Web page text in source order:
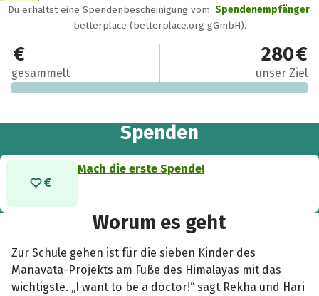
Du erhältst eine Spendenbescheinigung vom Spendenempfänger
betterplace (betterplace.org gGmbH).
0 €
gesammelt
280 €
unser Ziel
Spenden
Mach die erste Spende!
Worum es geht
Zur Schule gehen ist für die sieben Kinder des
Manavata-Projekts am Fuße des Himalayas mit das
wichtigste. „I want to be a doctor!“ sagt Rekha und Hari